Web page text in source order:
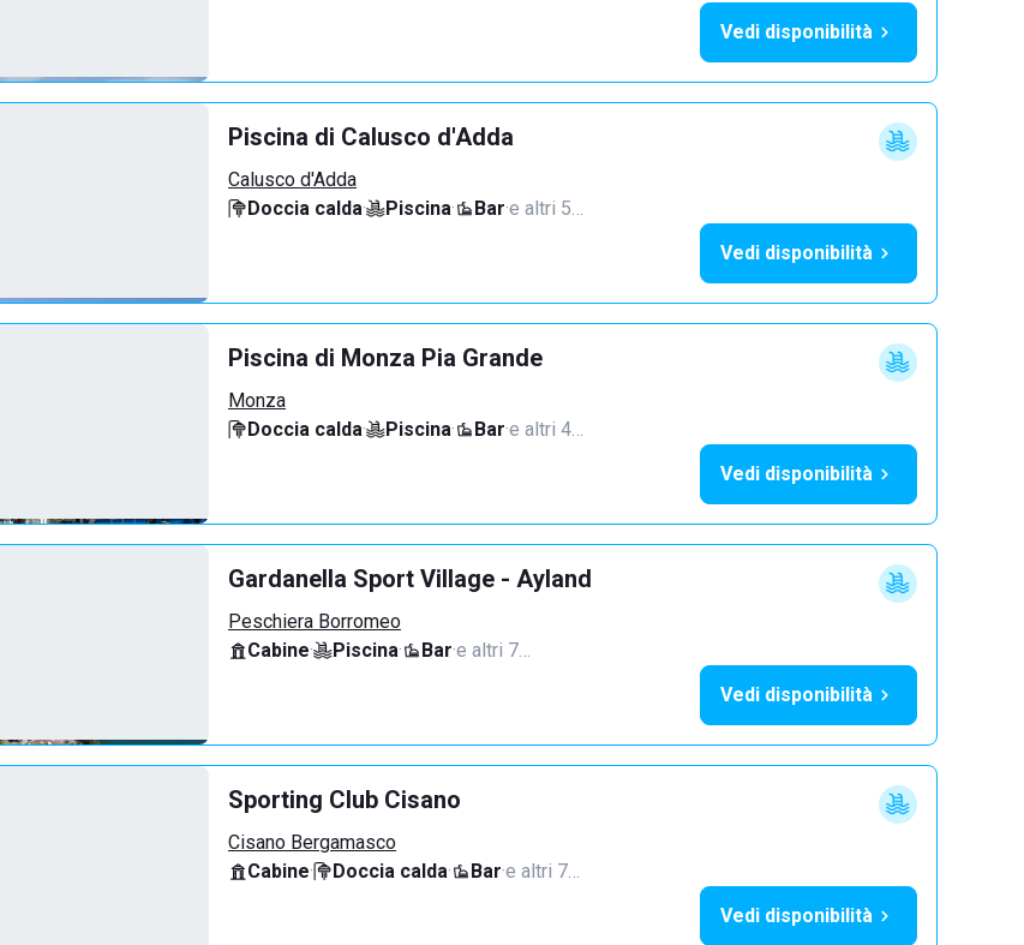
Vedi disponibilità
Piscina di Calusco d'Adda
Calusco d'Adda
Doccia calda· Piscina· Bar·e altri 5…
Vedi disponibilità
Piscina di Monza Pia Grande
Monza
Doccia calda· Piscina· Bar·e altri 4…
Vedi disponibilità
Gardanella Sport Village - Ayland
Peschiera Borromeo
Cabine· Piscina· Bar·e altri 7…
Vedi disponibilità
Sporting Club Cisano
Cisano Bergamasco
Cabine· Doccia calda· Bar·e altri 7…
Vedi disponibilità